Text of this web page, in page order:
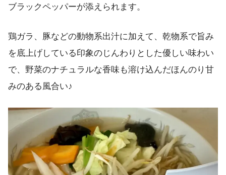
ブラックペッパーが添えられます。
鶏ガラ、豚などの動物系出汁に加えて、乾物系で旨み
を底上げしている印象のじんわりとした優しい味わい
で、野菜のナチュラルな香味も溶け込んだほんのり甘
みのある風合い♪